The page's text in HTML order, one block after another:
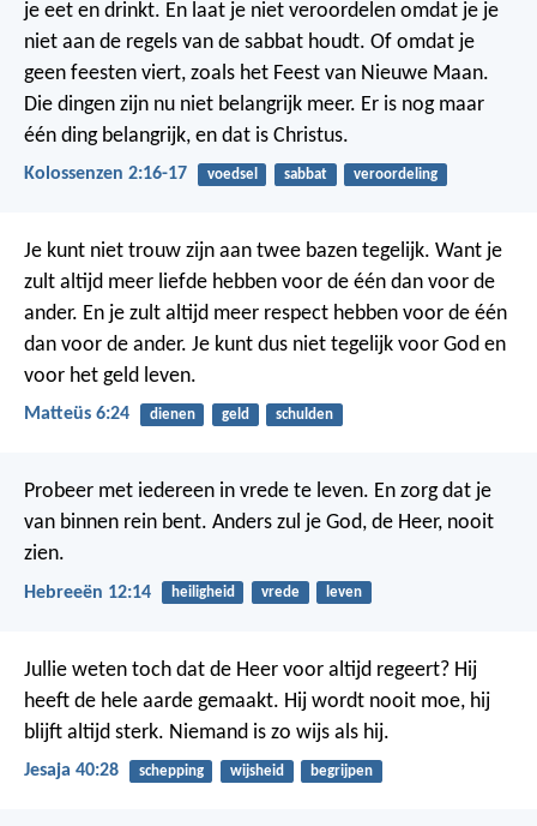
je eet en drinkt. En laat je niet veroordelen omdat je je
niet aan de regels van de sabbat houdt. Of omdat je
geen feesten viert, zoals het Feest van Nieuwe Maan.
Die dingen zijn nu niet belangrijk meer. Er is nog maar
één ding belangrijk, en dat is Christus.
Kolossenzen 2:16-17 voedsel sabbat veroordeling
Je kunt niet trouw zijn aan twee bazen tegelijk. Want je
zult altijd meer liefde hebben voor de één dan voor de
ander. En je zult altijd meer respect hebben voor de één
dan voor de ander. Je kunt dus niet tegelijk voor God en
voor het geld leven.
Matteüs 6:24 dienen geld schulden
Probeer met iedereen in vrede te leven. En zorg dat je
van binnen rein bent. Anders zul je God, de Heer, nooit
zien.
Hebreeën 12:14 heiligheid vrede leven
Jullie weten toch dat de Heer voor altijd regeert? Hij
heeft de hele aarde gemaakt. Hij wordt nooit moe, hij
blijft altijd sterk. Niemand is zo wijs als hij.
Jesaja 40:28 schepping wijsheid begrijpen